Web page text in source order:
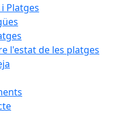
Platges
l'estat de les platges